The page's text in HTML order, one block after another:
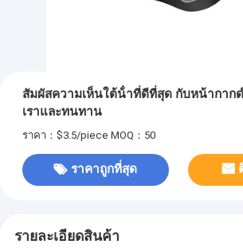
สัมผัสความเห็นใต้น้ําที่ดีที่สุด กับหน้ากาก
เราและทนทาน
ราคา：$3.5/piece MOQ：50
ราคาถูกที่สุด
รายละเอียดสินค้า